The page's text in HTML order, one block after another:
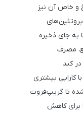
و خاص آن نیز
به جای ذخیره
مصرف
کبد
کارایی بیشتری
تا گریپ‌فروت
برای کاهش